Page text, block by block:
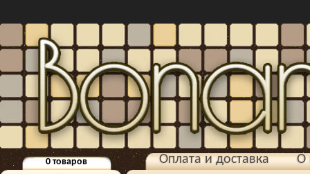
0товаров Оплата и доставка О